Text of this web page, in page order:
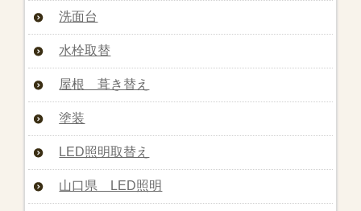
洗面台
水栓取替
屋根 葺き替え
塗装
LED照明取替え
山口県 LED照明